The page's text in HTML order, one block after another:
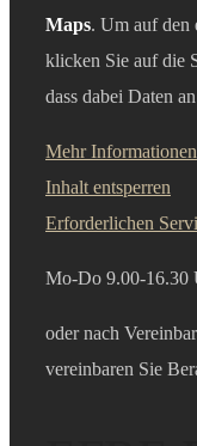
Maps. Um auf den
klicken Sie auf die
dass dabei Daten
Mehr Informationen
Inhalt entsperren
Erforderlichen
Mo-Do 9.00-16.30
oder nach
vereinbaren Sie B